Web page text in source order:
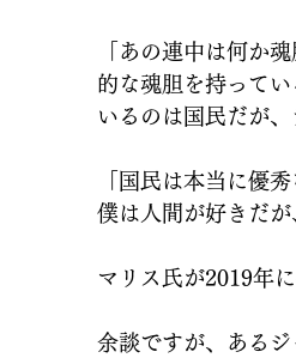
「あの連中は何か
的な魂胆を持って
いるのは国民だが
「国民は本当に優
僕は人間が好きだ
マリス氏が2019年
余談ですが、ある